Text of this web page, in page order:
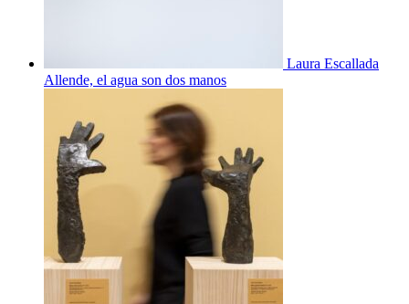
Laura Escallada
Allende, el agua son dos manos